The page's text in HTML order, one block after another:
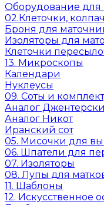
Оборудование для
02.Клеточки,
Броня для
Изоляторы для
Клеточки
13. Микроскопы
Календари
Нуклеусы
09. Соты и
Аналог
Аналог Никот
Иранский сот
05. Мисочки для
06. Шпатели для
07. Изоляторы
08. Лупы для
11. Шаблоны
12. Искусственное